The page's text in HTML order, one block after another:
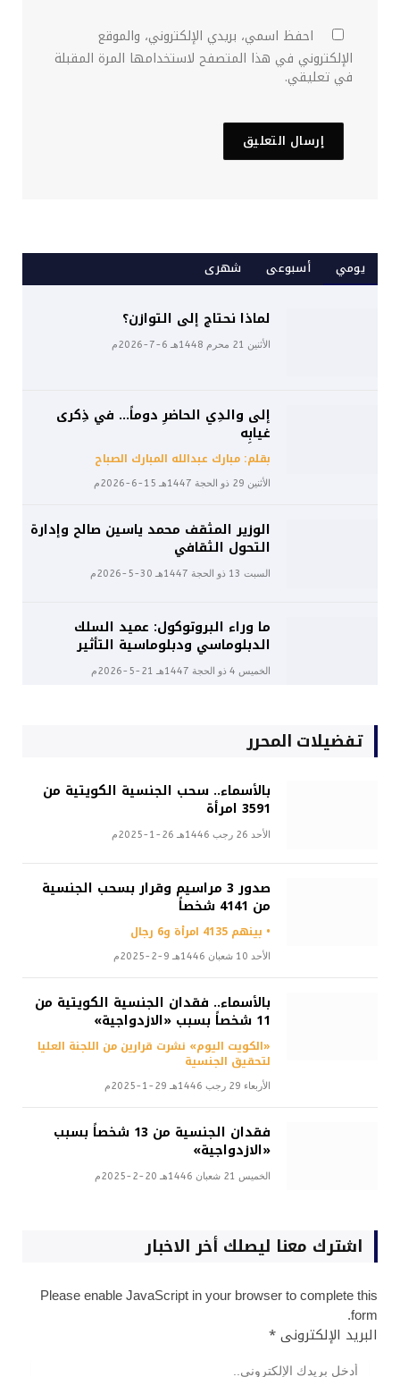
احفظ اسمي، بريدي الإلكتروني، والموقع
الإلكتروني في هذا المتصفح لاستخدامها المرة المقبلة
في تعليقي.
يومي أسبوعى شهرى
لماذا نحتاج إلى التوازن؟
الأثنين 21 محرم 1448هـ 6-7-2026م
إلى والدِي الحاضرِ دوماً… في ذِكرى
غيابِه
بقلم: مبارك عبدالله المبارك الصباح
الأثنين 29 ذو الحجة 1447هـ 15-6-2026م
الوزير المثقف محمد ياسين صالح وإدارة
التحول الثقافي
السبت 13 ذو الحجة 1447هـ 30-5-2026م
ما وراء البروتوكول: عميد السلك
الدبلوماسي ودبلوماسية التأثير
الخميس 4 ذو الحجة 1447هـ 21-5-2026م
تفضيلات المحرر
بالأسماء.. سحب الجنسية الكويتية من
3591 امرأة
الأحد 26 رجب 1446هـ 26-1-2025م
صدور 3 مراسيم وقرار بسحب الجنسية
من 4141 شخصاً
• بينهم 4135 امرأة و6 رجال
الأحد 10 شعبان 1446هـ 9-2-2025م
بالأسماء.. فقدان الجنسية الكويتية من
11 شخصاً بسبب «الازدواجية»
«الكويت اليوم» نشرت قرارين من اللجنة العليا
لتحقيق الجنسية
الأربعاء 29 رجب 1446هـ 29-1-2025م
فقدان الجنسية من 13 شخصاً بسبب
«الازدواجية»
الخميس 21 شعبان 1446هـ 20-2-2025م
اشترك معنا ليصلك أخر الاخبار
Please enable JavaScript in your browser to complete this
form.
البريد الإلكترونى*